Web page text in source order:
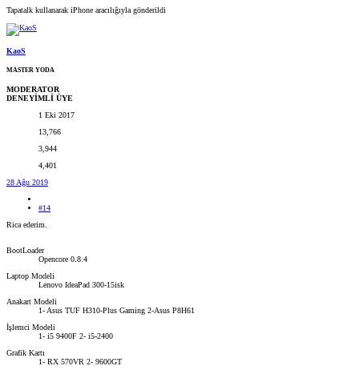
Tapatalk kullanarak iPhone aracılığıyla gönderildi
KaoS
MASTER YODA
MODERATOR
DENEYİMLİ ÜYE
1 Eki 2017
13,766
3,944
4,401
28 Ağu 2019
#14
Rica ederim.
BootLoader
Opencore 0.8.4
Laptop Modeli
Lenovo IdeaPad 300-15isk
Anakart Modeli
1- Asus TUF H310-Plus Gaming 2-Asus P8H61
İşlemci Modeli
1- i5 9400F 2- i5-2400
Grafik Kartı
1- RX 570VR 2- 9600GT